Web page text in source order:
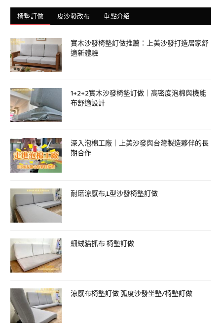
椅墊訂做 皮沙發改布 重點介紹
實木沙發椅墊訂做推薦：上美沙發打造居家舒
適新體驗
1+2+2實木沙發椅墊訂做｜高密度泡棉與機能
布舒適設計
深入泡棉工廠｜上美沙發與台灣製造夥伴的長
期合作
耐磨涼感布,L型沙發椅墊訂做
細絨貓抓布 椅墊訂做
涼感布椅墊訂做 弧度沙發坐墊/椅墊訂做